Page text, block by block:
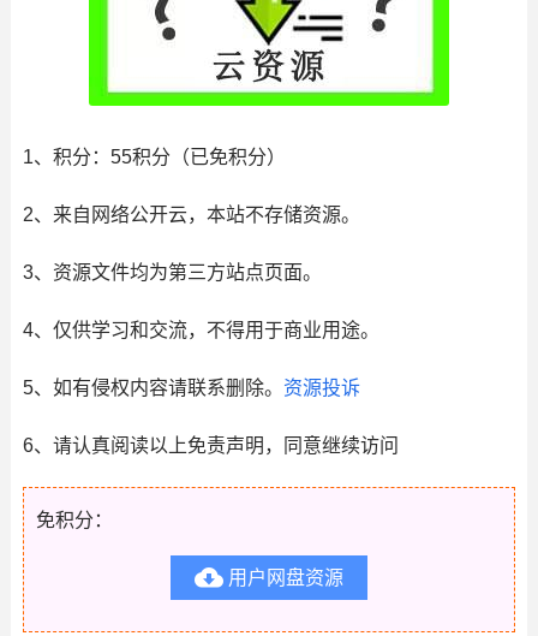
1、积分： 55积分（已免积分）
2、来自网络公开云，本站不存储资源。
3、资源文件均为第三方站点页面。
4、仅供学习和交流，不得用于商业用途。
5、如有侵权内容请联系删除。 资源投诉
6、请认真阅读以上免责声明，同意继续访问
免积分：
用户网盘资源